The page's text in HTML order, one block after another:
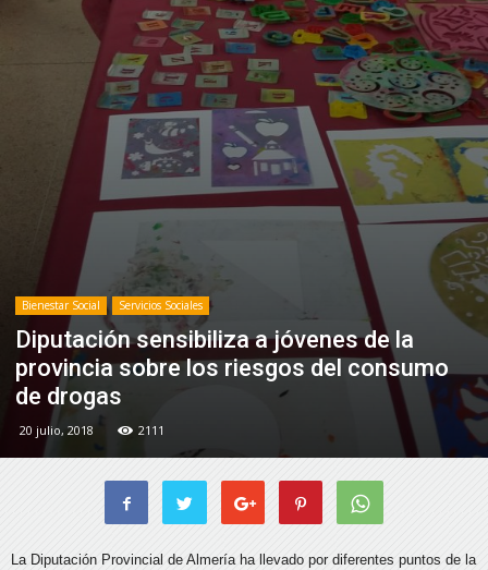
Bienestar Social Servicios Sociales
Diputación sensibiliza a jóvenes de la
provincia sobre los riesgos del consumo
de drogas
20 julio, 2018 2111
La Diputación Provincial de Almería ha llevado por diferentes puntos de la